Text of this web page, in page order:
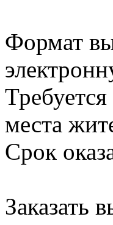
Формат
места
Срок
Заказать